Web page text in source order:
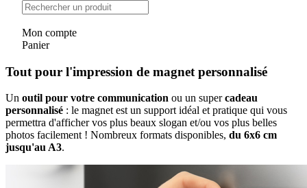
Mon compte
Panier
Tout pour l'impression de magnet personnalisé
Un outil pour votre communication ou un supercadeau
personnalisé : le magnet est un support idéal et pratique qui vous
permettra d'afficher vos plus beaux slogan et/ou vos plus belles
photos facilement ! Nombreux formats disponibles, du 6x6 cm
jusqu'au A3.